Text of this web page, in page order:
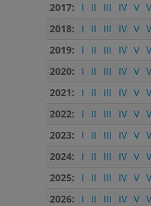
2017:
I II III IV V
2018:
I II III IV V
2019:
I II III IV V
2020:
I II III IV V
2021:
I II III IV V
2022:
I II III IV V
2023:
I II III IV V
2024:
I II III IV V
2025:
I II III IV V
2026:
I II III IV V